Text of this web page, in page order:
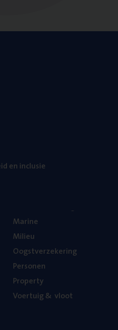
en inclusie
Mari­ne
Mili­eu
Oogst­ver­ze­ke­ring
Per­so­nen
Pro­per­ty
Voer­tuig& vloot